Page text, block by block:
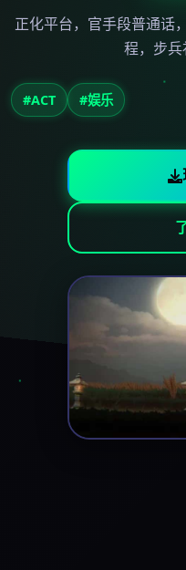
正化平台，官手段普通话
程，步
#ACT #娱乐